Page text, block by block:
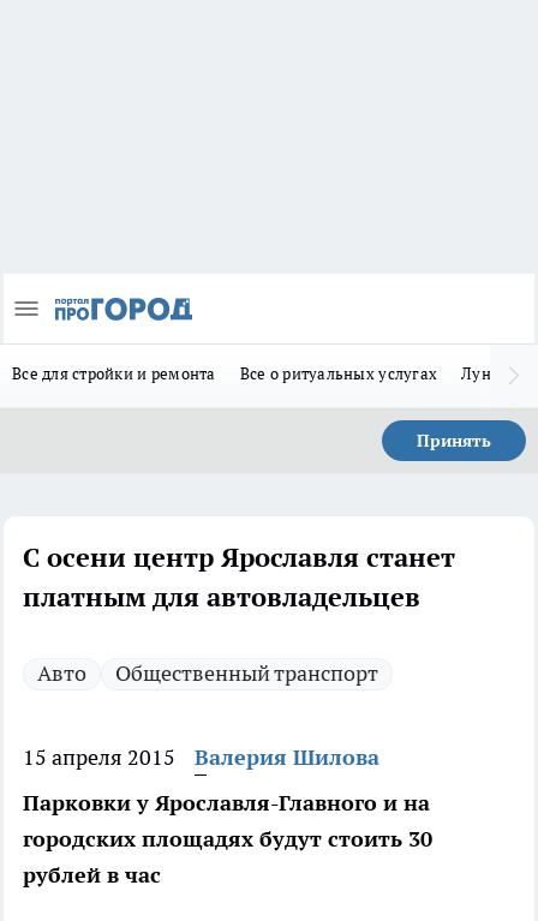
Все для стройки и ремонта Все о ритуальных услугах Лунно-
Принять
С осени центр Ярославля станет
платным для автовладельцев
Авто Общественный транспорт
15 апреля 2015
Валерия Шилова
Парковки у Ярославля-Главного и на
городских площадях будут стоить 30
рублей в час